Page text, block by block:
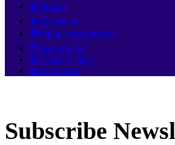
🎬 Экран
🔥 В тренде
🌍 Мир с чемоданом
🤯 Вот это да!
😂 Смех и грех
🧩 Обо всём
Subscribe